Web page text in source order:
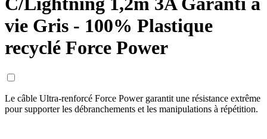
vie Gris - 100% Plastique
recyclé Force Power
Le câble Ultra-renforcé Force Power garantit une résistance extrême
pour supporter les débranchements et les manipulations à répétition.